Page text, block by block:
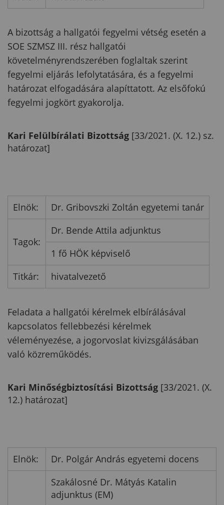
A bizottság a hallgatói fegyelmi vétség esetén a
SOE SZMSZ III. rész hallgatói
követelményrendszerében foglaltak szerint
fegyelmi eljárás lefolytatására, és a fegyelmi
határozat elfogadására alapíttatott. Az elsőfokú
fegyelmi jogkört gyakorolja.
Kari Felülbírálati Bizottság [33/2021. (X. 12.) sz.
határozat]
Elnök: Dr. Gribovszki Zoltán egyetemi tanár
Tagok:
Dr. Bende Attila adjunktus
1 fő HÖK képviselő
Titkár:
hivatalvezető
Feladata a hallgatói kérelmek elbírálásával
kapcsolatos fellebbezési kérelmek
véleményezése, a jogorvoslat kivizsgálásában
való közreműködés.
Kari Minőségbiztosítási Bizottság [33/2021. (X.
12.) határozat]
Elnök: Dr. Polgár András egyetemi docens
Szakálosné Dr. Mátyás Katalin
adjunktus (EM)